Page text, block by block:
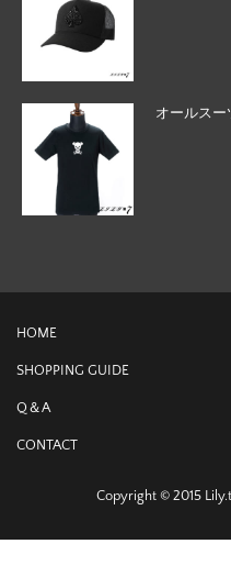
オールスー
HOME
SHOPPING GUIDE
Q＆A
CONTACT
Copyright © 2015